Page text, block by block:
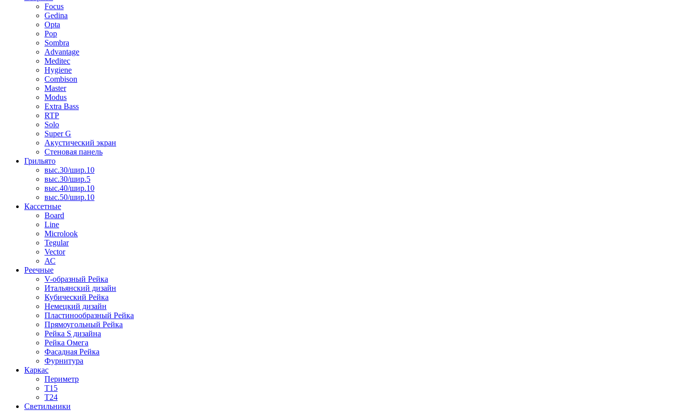
Focus
Gedina
Opta
Pop
Sombra
Advantage
Meditec
Hygiene
Combison
Master
Modus
Extra Bass
RTP
Solo
Super G
Акустический экран
Стеновая панель
Грильято
выс.30/шир.10
выс.30/шир.5
выс.40/шир.10
выс.50/шир.10
Кассетные
Board
Line
Microlook
Tegular
Vector
АС
Реечные
V-образный Рейка
Итальянский дизайн
Кубический Рейка
Немецкий дизайн
Пластинообразный Рейка
Прямоугольный Рейка
Рейка S дизайна
Рейка Омега
Фасадная Рейка
Фурнитура
Каркас
Периметр
Т15
Т24
Светильники